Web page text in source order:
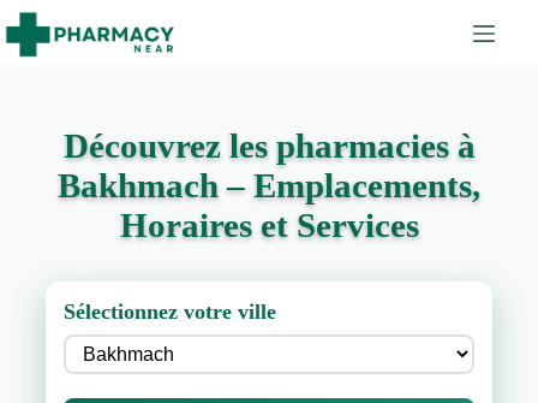
Découvrez les pharmacies à
Bakhmach – Emplacements,
Horaires et Services
Sélectionnez votre ville